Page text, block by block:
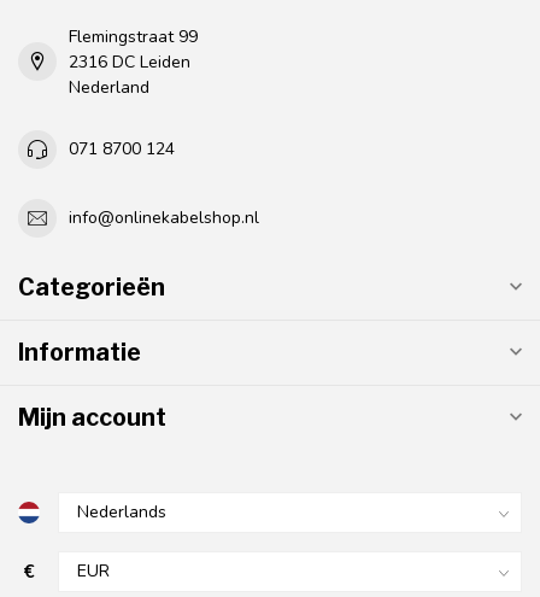
Flemingstraat 99
2316 DC Leiden
Nederland
071 8700 124
info@onlinekabelshop.nl
Categorieën
Informatie
Mijn account
€